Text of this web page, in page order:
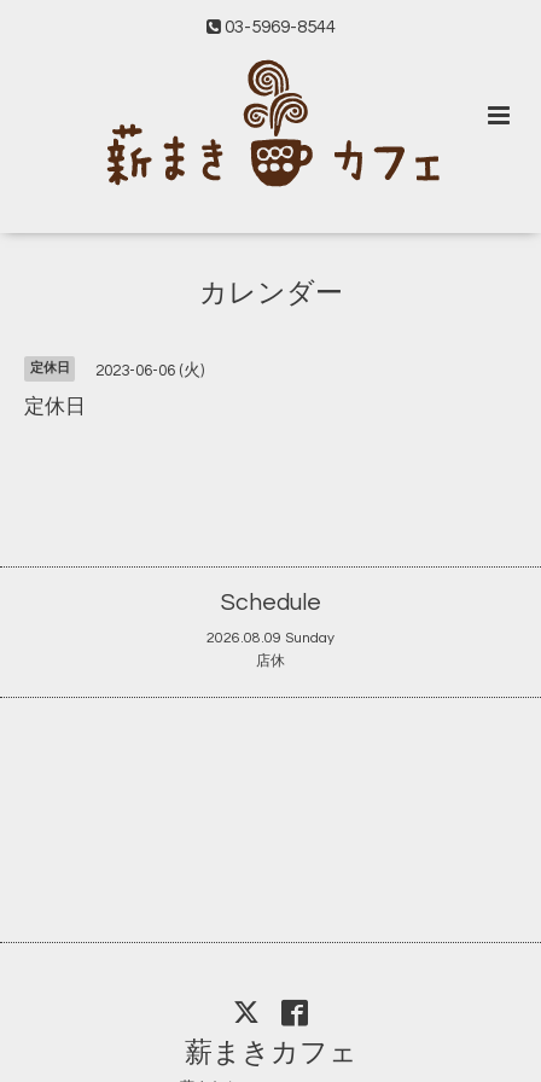
03-5969-8544
カレンダー
定休日 2023-06-06 (火)
定休日
Schedule
2026.08.09 Sunday
店休
薪まきカフェ